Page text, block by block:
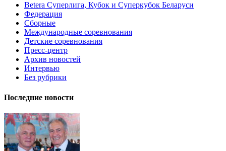
Betera Суперлига, Кубок и Суперкубок Беларуси
Федерация
Сборные
Международные соревнования
Детские соревнования
Пресс-центр
Архив новостей
Интервью
Без рубрики
Последние новости